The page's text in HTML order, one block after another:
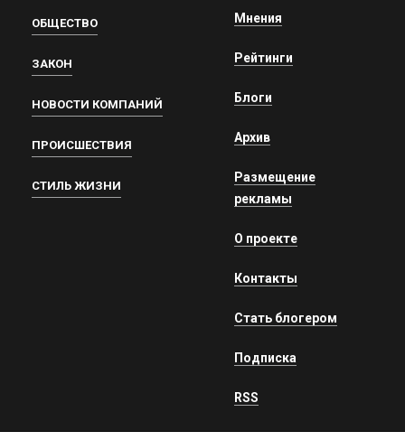
ОБЩЕСТВО
ЗАКОН
НОВОСТИ КОМПАНИЙ
ПРОИСШЕСТВИЯ
СТИЛЬ ЖИЗНИ
Мнения
Рейтинги
Блоги
Архив
Размещение
рекламы
О проекте
Контакты
Стать блогером
Подписка
RSS